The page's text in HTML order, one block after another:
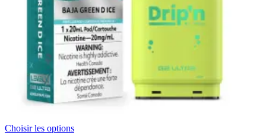
Choisir les options